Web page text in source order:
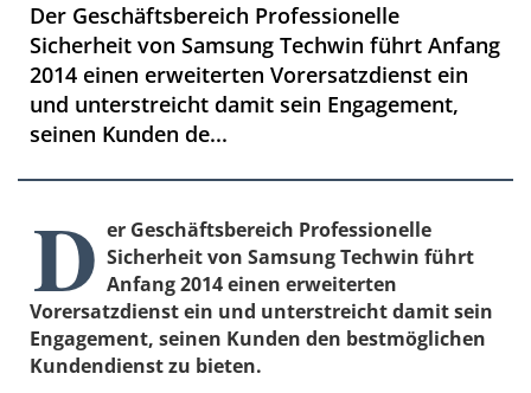
Der Geschäftsbereich Professionelle
Sicherheit von Samsung Techwin führt Anfang
2014 einen erweiterten Vorersatzdienst ein
und unterstreicht damit sein Engagement,
seinen Kunden de...
D er Geschäftsbereich Professionelle
Sicherheit von Samsung Techwin führt
Anfang 2014 einen erweiterten
Vorersatzdienst ein und unterstreicht damit sein
Engagement, seinen Kunden den bestmöglichen
Kundendienst zu bieten.